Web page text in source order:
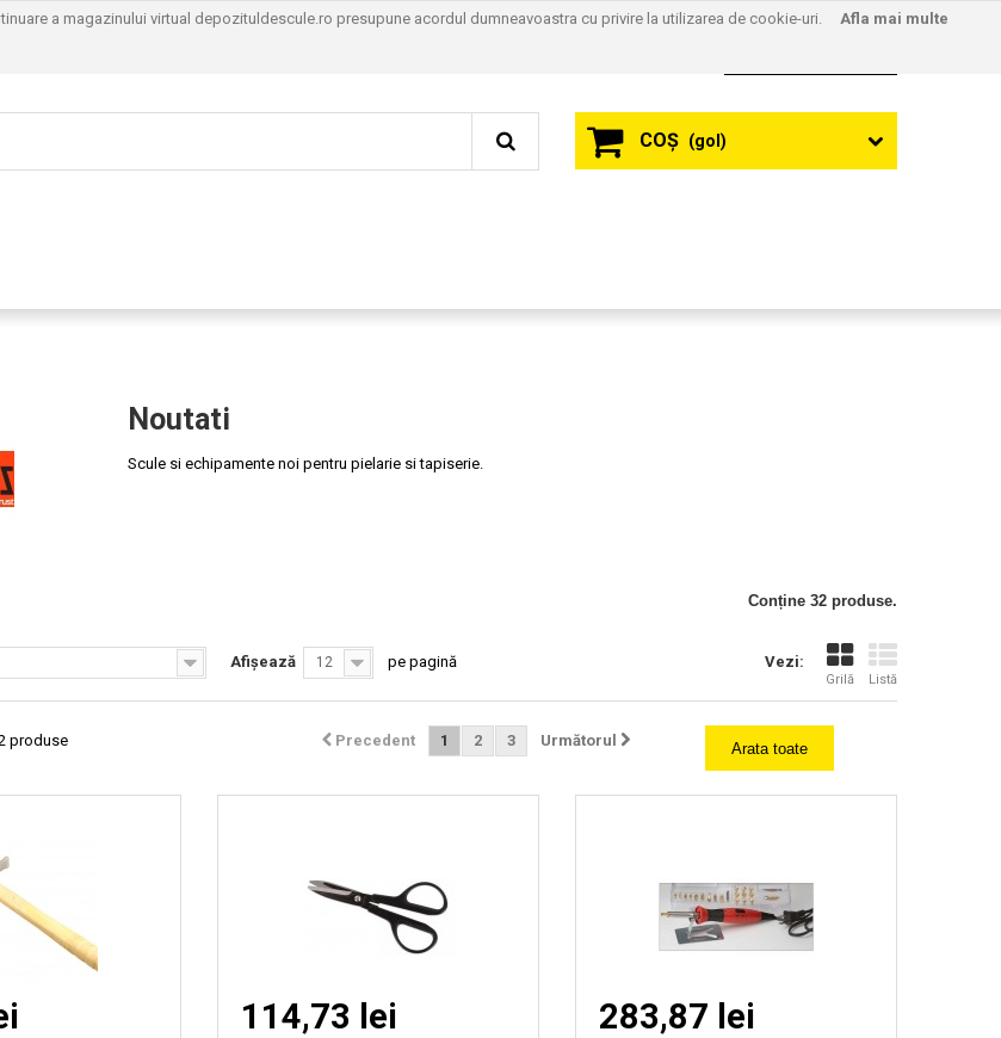
COŞ (gol)
Noutati
Scule si echipamente noi pentru pielarie si tapiserie.
Conține 32 produse.
Vezi:
Grilă Listă
Afișează 12 pe pagină
Arata toate
Precedent 1 2 3 Următorul
produse
114,73 lei
Vizionare
283,87 lei
a magazinului virtual depozituldescule.ro presupune acordul dumneavoastra cu privire la utilizarea de cookie-uri. Afla mai multe